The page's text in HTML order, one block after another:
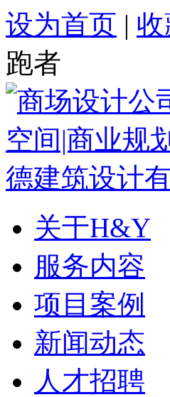
设为首页 |
跑者
关于H&Y
服务内容
项目案例
新闻动态
人才招聘